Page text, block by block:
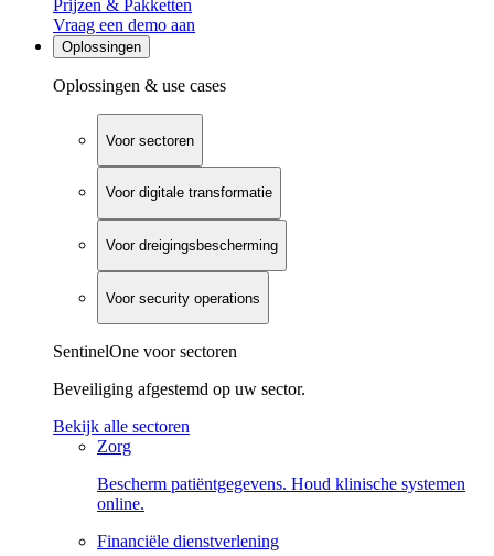
Prijzen & Pakketten
Vraag een demo aan
Oplossingen
Oplossingen & use cases
Voor sectoren
Voor digitale transformatie
Voor dreigingsbescherming
Voor security operations
SentinelOne voor sectoren
Beveiliging afgestemd op uw sector.
Bekijk alle sectoren
Zorg
Bescherm patiëntgegevens. Houd klinische systemen
online.
Financiële dienstverlening